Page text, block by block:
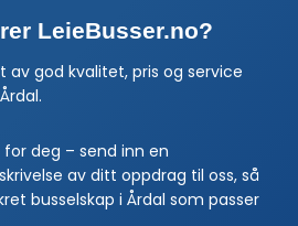
LeieBusser.no?
god kvalitet, pris og service
deg – send inn en
av ditt oppdrag til oss, så
busselskap i Årdal som passer